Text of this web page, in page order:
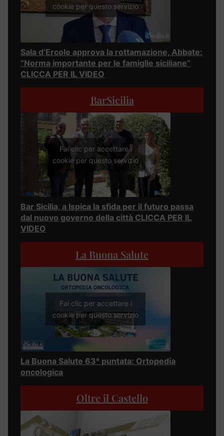
cookie per questo servizio
Sala d’Ercole approva la rottamazione, Abbate:
“Norma importante per le famiglie siciliane”
CLICCA PER IL VIDEO
BarSicilia
Fai clic per accettare i
cookie per questo servizio
Bar Sicilia, a Ispica la sfida per il futuro passa
dal nuovo governo della città CLICCA PER IL
VIDEO
La Buona Salute
Fai clic per accettare i
cookie per questo servizio
La Buona Salute 63° puntata: Ortopedia
oncologica
Oltre il Castello